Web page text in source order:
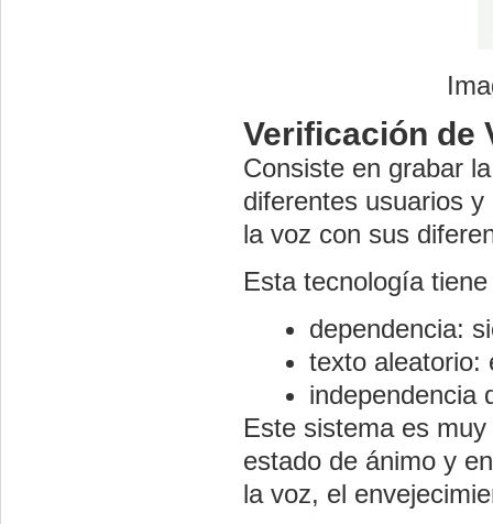
Verificación de
Consiste en grabar
diferentes usuarios
la voz con sus
Esta tecnología
dependencia:
texto aleatorio:
independencia
Este sistema es
estado de ánimo y
la voz, el